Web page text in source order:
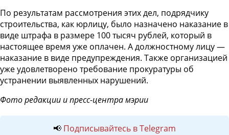
По результатам рассмотрения этих дел, подрядчику
строительства, как юрлицу, было назначено наказание в
виде штрафа в размере 100 тысяч рублей, который в
настоящее время уже оплачен. А должностному лицу —
наказание в виде предупреждения. Также организацией
уже удовлетворено требование прокуратуры об
устранении выявленных нарушений.
Фото редакции и пресс-центра мэрии
📢 Подписывайтесь в Telegram